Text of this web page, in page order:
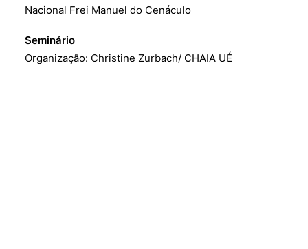
Nacional Frei Manuel do Cenáculo
Seminário
Organização: Christine Zurbach/ CHAIA UÉ